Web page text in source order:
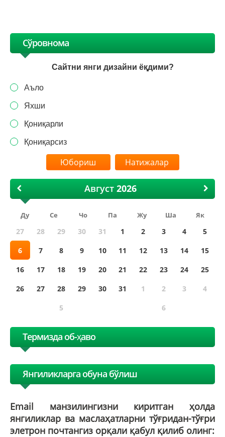
Сўровнома
Сайтни янги дизайни ёқдими?
Аъло
Яхши
Қониқарли
Қониқарсиз
Натижалар
Август
Ду Се Чо Па Жу Ша Як
27 28 29 30 31 1 2 3 4
5
6
7 8 9 10 11 12 13 14
15
16
17 18 19 20 21 22 23 24
25
26
27 28 29 30 31 1 2 3
4
5
6
Термизда об-ҳаво
Янгиликларга обуна бўлиш
Email манзилингизни киритган ҳолда
янгиликлар ва маслаҳатларни тўғридан-тўғри
элетрон почтангиз орқали қабул қилиб олинг: